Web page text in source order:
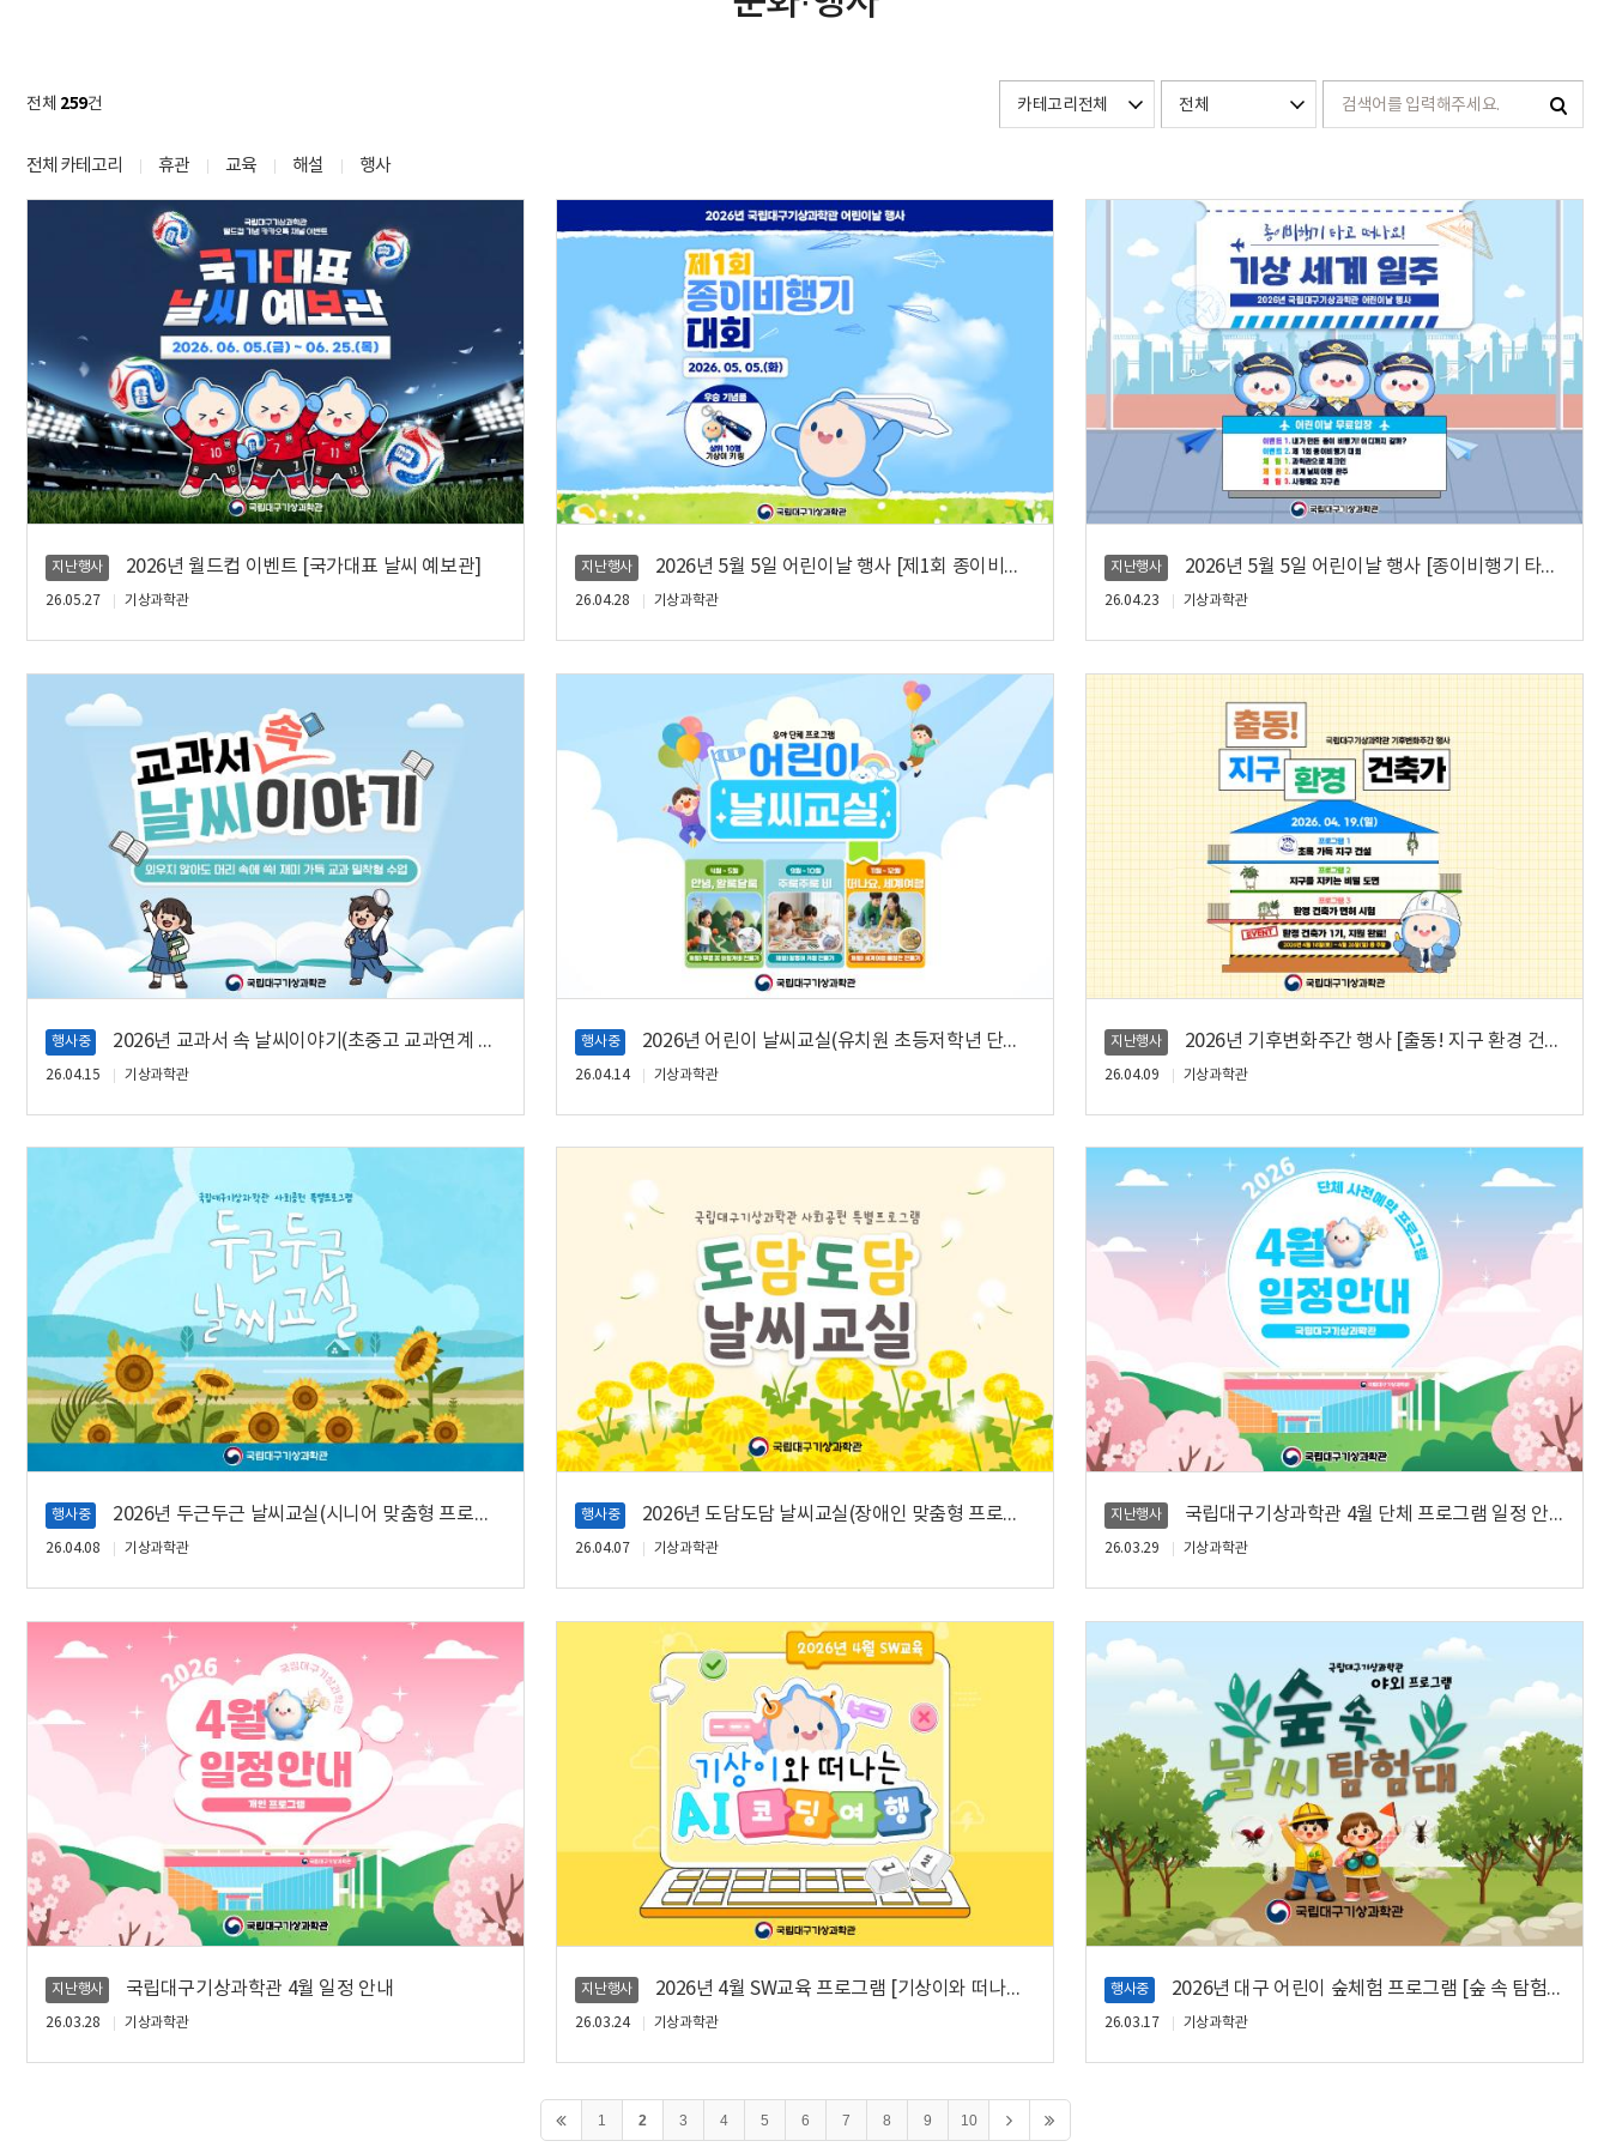
전체 259건
전체 카테고리 휴관 교육 해설 행사
지난행사 2026년 월드컵 이벤트 [국가대표 날씨 예보관]
26.05.27 기상과학관
지난행사 2026년 5월 5일 어린이날 행사 [제1회 종이비행기 대회]
26.04.28 기상과학관
지난행사 2026년 5월 5일 어린이날 행사 [종이비행기 타고 떠나요! 기상 세계 일주]
26.04.23 기상과학관
행사중 2026년 교과서 속 날씨이야기(초중고 교과연계 단체프로그램)
26.04.15 기상과학관
행사중 2026년 어린이 날씨교실(유치원 초등저학년 단체프로그램)
26.04.14 기상과학관
지난행사 2026년 기후변화주간 행사 [출동! 지구 환경 건축가]
26.04.09 기상과학관
행사중 2026년 두근두근 날씨교실(시니어 맞춤형 프로그램)
26.04.08 기상과학관
행사중 2026년 도담도담 날씨교실(장애인 맞춤형 프로그램)
26.04.07 기상과학관
지난행사 국립대구기상과학관 4월 단체 프로그램 일정 안내
26.03.29 기상과학관
지난행사 국립대구기상과학관 4월 일정 안내
26.03.28 기상과학관
지난행사 2026년 4월 SW교육 프로그램 [기상이와 떠나는 AI코딩 여행] 안내
26.03.24 기상과학관
행사중 2026년 대구 어린이 숲체험 프로그램 [숲 속 탐험대] 안내
26.03.17 기상과학관
1 2 3 4 5 6 7 8 9 10